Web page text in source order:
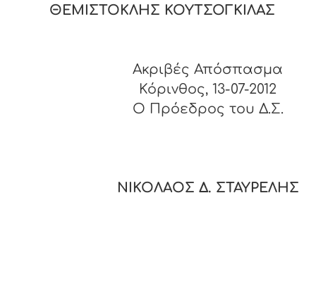
ΘΕΜΙΣΤΟΚΛΗΣ ΚΟΥΤΣΟΓΚΙΛΑΣ
Ακριβές Απόσπασμα
Κόρινθος, 13-07-2012
O Πρόεδρος του Δ.Σ.
ΝΙΚΟΛΑΟΣ Δ. ΣΤΑΥΡΕΛΗΣ